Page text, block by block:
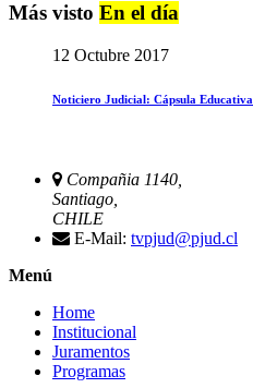
Más visto En el día
12 Octubre 2017
Noticiero Judicial: Cápsula
Compañia 1140,
Santiago,
CHILE
E-Mail: tvpjud@pjud.cl
Menú
Home
Institucional
Juramentos
Programas